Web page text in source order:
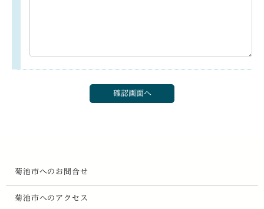
菊池市へのお問合せ
菊池市へのアクセス